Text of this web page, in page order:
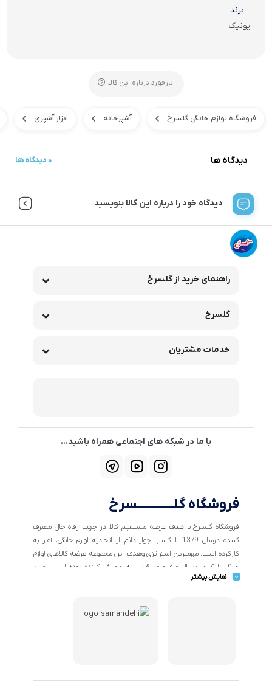
برند
یونیک
بازخورد درباره این کالا
فروشگاه لوازم خانگی گلسرخ آشپزخانه ابزار آَشپزی
دیدگاه ها 0 دیدگاه ها
دیدگاه خود را درباره این کالا بنویسید
راهنمای خرید از گلسرخ
گلسرخ
خدمات مشتریان
با ما در شبکه های اجتماعی همراه باشید...
فروشگاه گلــــــــــــسرخ
فروشگاه گلسرخ با هدف عرضه مستقیم کالا در جهت رفاه حال مصرف
کننده درسال 1379 با کسب جواز دائم از اتحادیه لوازم خانگی، آغاز به
کارکرده است. مهمترین استراتژی وهدف این مجموعه عرضه کالاهای لوازم
خانگی با کیفیت بالا و قیمت رقابتی به مصرف کننده بوده است. خرید
کالاهای خانگی و تهیه جهیزیه دراین فروشگاه آسان ومطمئن صورت می
فروشگاه اینترنتی گلسرخ به خدمت رسانی گسترده تر و با شرایط بهتر
نمایش بیشتر